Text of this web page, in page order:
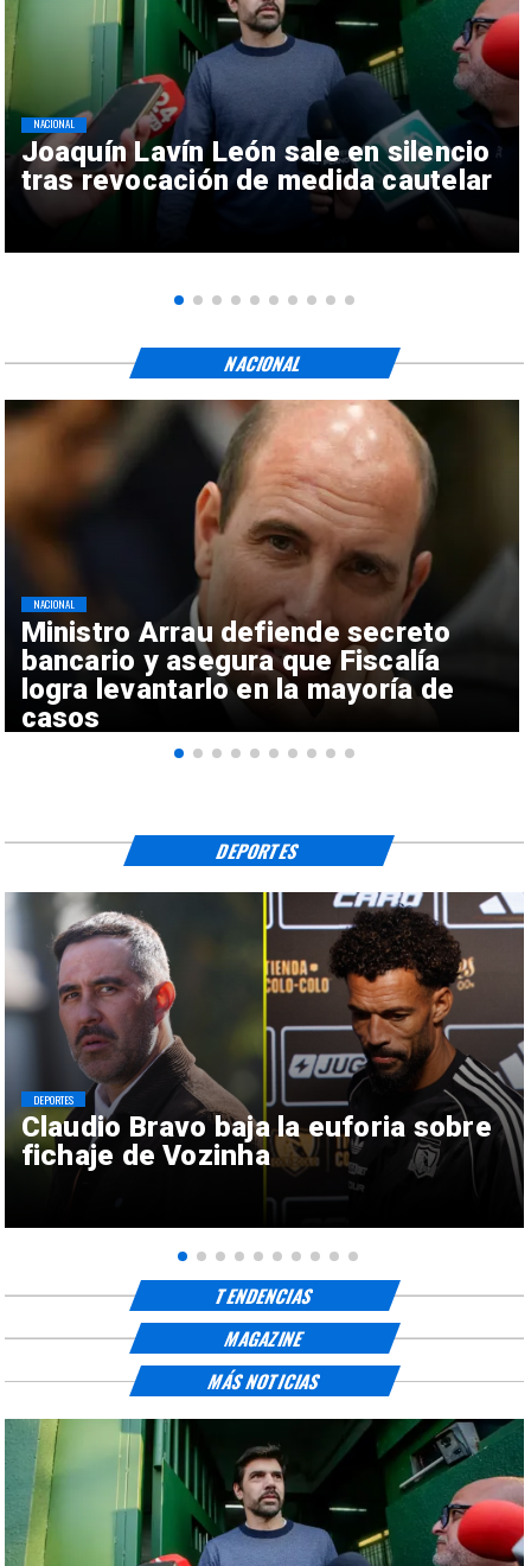
Joaquín Lavín León sale en silencio
tras revocación de medida cautelar
NACIONAL
Ministro Arrau defiende secreto
bancario y asegura que Fiscalía
logra levantarlo en la mayoría de
casos
NACIONAL
NACIONAL
Claudio Bravo baja la euforia sobre
fichaje de Vozinha
DEPORTES
DEPORTES
TENDENCIAS
MAGAZINE
MÁS NOTICIAS